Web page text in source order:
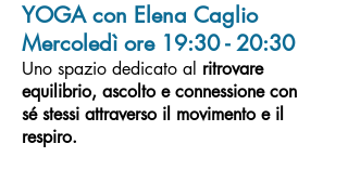
YOGA con Elena Caglio
Mercoledì ore 19:30 - 20:30
Uno spazio dedicato al ritrovare
equilibrio, ascolto e connessione con
sé stessi attraverso il movimento e il
respiro.